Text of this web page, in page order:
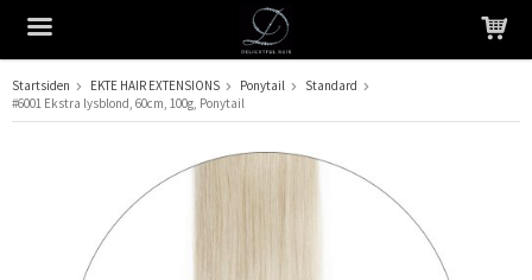
Produktet har blitt lagt til i handlekurven din
Startsiden EKTE HAIR EXTENSIONS Ponytail
Standard
#6001 Ekstra lysblond, 60cm, 100g, Ponytail